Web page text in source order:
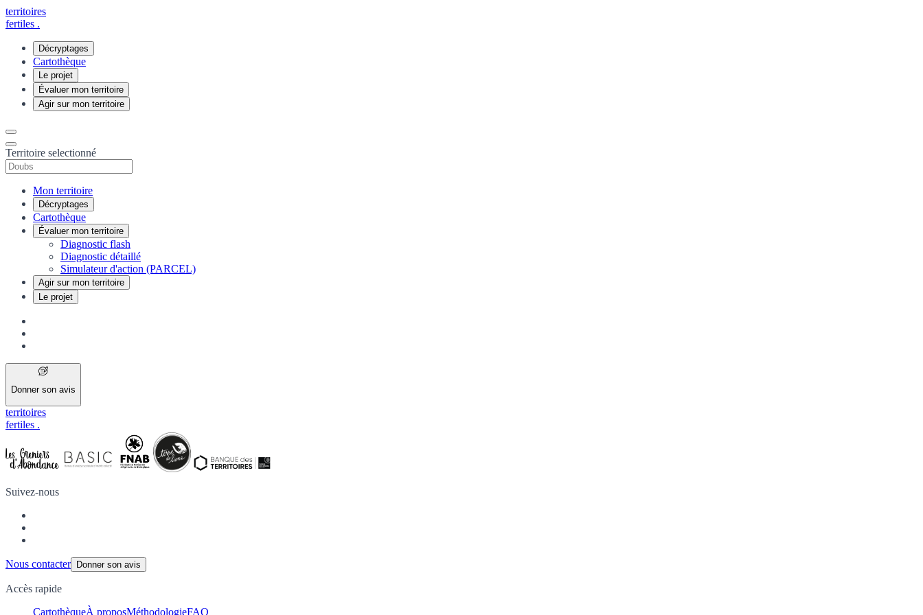
territoires
fertiles .
Décryptages
Cartothèque
Le projet
Évaluer mon territoire
Agir sur mon territoire
Territoire selectionné
Mon territoire
Décryptages
Cartothèque
Évaluer mon territoire
Diagnostic flash
Diagnostic détaillé
Simulateur d'action (PARCEL)
Agir sur mon territoire
Le projet
Donner son avis
territoires
fertiles .
Suivez-nous
Nous contacter Donner son avis
Accès rapide
CartothèqueÀ proposMéthodologieFAQ